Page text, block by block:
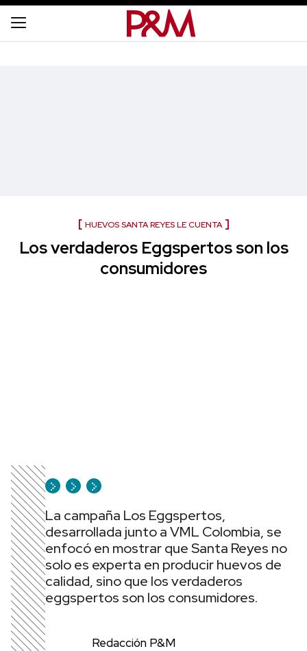
HUEVOS SANTA REYES LE CUENTA
Los verdaderos Eggspertos son los
consumidores
La campaña Los Eggspertos,
desarrollada junto a VML Colombia, se
enfocó en mostrar que Santa Reyes no
solo es experta en producir huevos de
calidad, sino que los verdaderos
eggspertos son los consumidores.
Redacción P&M